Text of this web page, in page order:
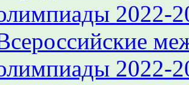
2022-
2022-